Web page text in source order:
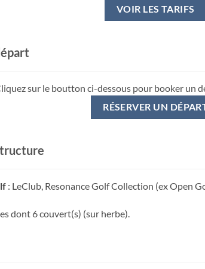
VOIR LES TARIFS
sur le boutton ci-dessous pour booker un
RÉSERVER UN
: LeClub, Resonance Golf Collection (ex Open
dont 6 couvert(s) (sur herbe).